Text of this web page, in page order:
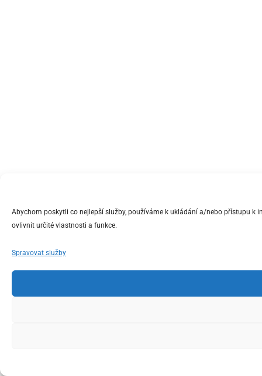
Abychom poskytli co nejlepší služby, používáme k ukládání a/nebo přístupu
ovlivnit určité vlastnosti a funkce.
Spravovat služby